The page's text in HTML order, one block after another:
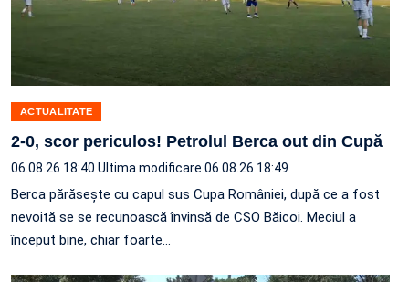
ACTUALITATE
2-0, scor periculos! Petrolul Berca out din Cupă
06.08.26 18:40 Ultima modificare 06.08.26 18:49
Berca părăsește cu capul sus Cupa României, după ce a fost
nevoită se se recunoască învinsă de CSO Băicoi. Meciul a
început bine, chiar foarte…